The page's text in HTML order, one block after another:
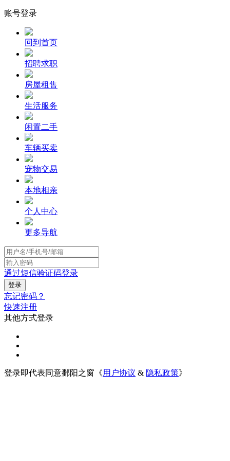
账号登录
回到首页
招聘求职
房屋租售
生活服务
闲置二手
车辆买卖
宠物交易
本地相亲
个人中心
更多导航
通过短信验证码登录
忘记密码？
快速注册
其他方式登录
登录即代表同意鄱阳之窗《用户协议 & 隐私政策》